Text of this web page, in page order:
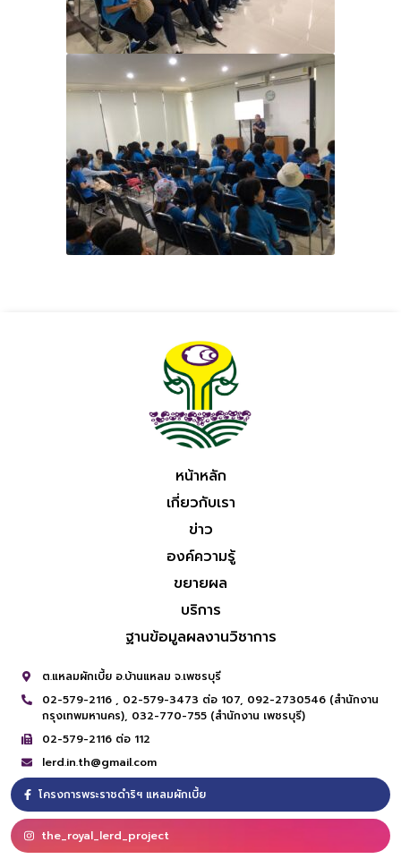
หน้าหลัก
เกี่ยวกับเรา
ข่าว
องค์ความรู้
ขยายผล
บริการ
ฐานข้อมูลผลงานวิชาการ
ต.แหลมผักเบี้ย อ.บ้านแหลม จ.เพชรบุรี
02-579-2116 , 02-579-3473 ต่อ 107, 092-2730546 (สำนักงาน
กรุงเทพมหานคร), 032-770-755 (สำนักงาน เพชรบุรี)
02-579-2116 ต่อ 112
lerd.in.th@gmail.com
โครงการพระราชดำริฯ แหลมผักเบี้ย
the_royal_lerd_project